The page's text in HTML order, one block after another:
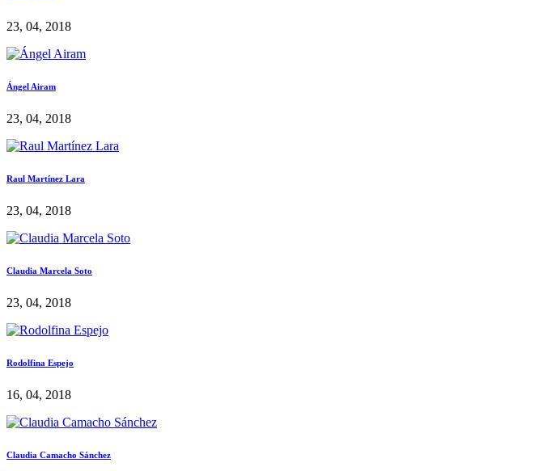
23, 04, 2018
Ángel Airam
23, 04, 2018
Raul Martínez Lara
23, 04, 2018
Claudia Marcela Soto
23, 04, 2018
Rodolfina Espejo
16, 04, 2018
Claudia Camacho Sánchez